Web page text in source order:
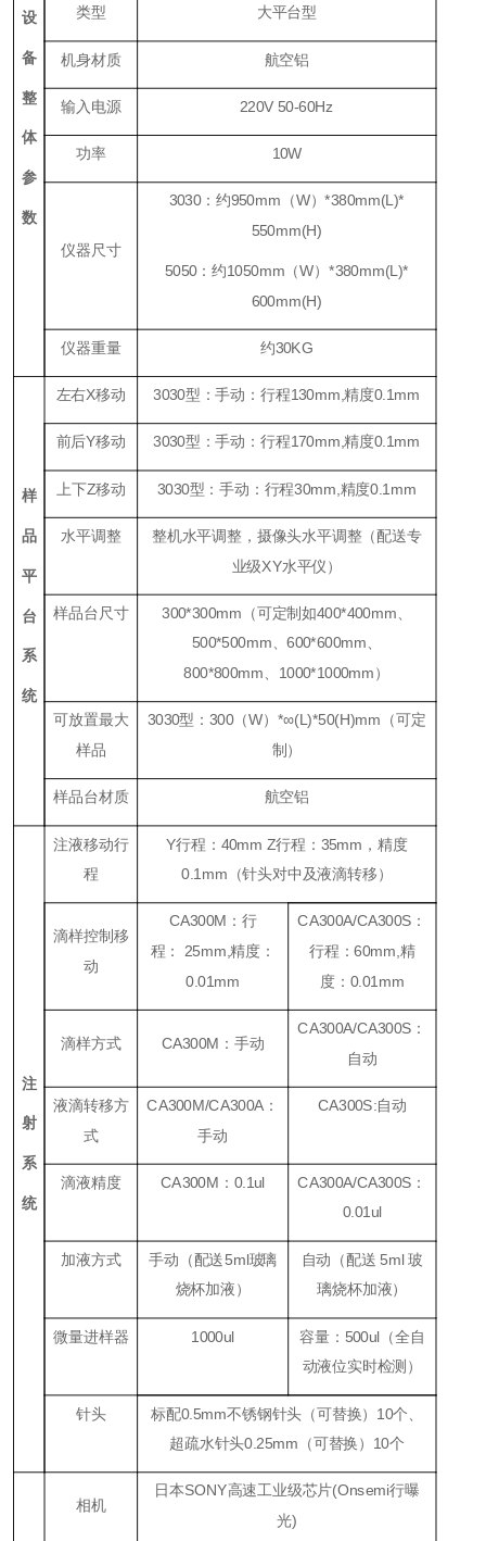
设
备
整
体
参
数
类型 大平台型
机身材质 航空铝
输入电源 220V 50-60Hz
功率 10W
仪器尺寸
3030：约950mm（W）*380mm(L)*
550mm(H)
5050：约1050mm（W）*380mm(L)*
600mm(H)
仪器重量 约30KG
样
品
平
台
系
统
左右X移动 3030型：手动：行程130mm,精度0.1mm
前后Y移动 3030型：手动：行程170mm,精度0.1mm
上下Z移动 3030型：手动：行程30mm,精度0.1mm
水平调整 整机水平调整，摄像头水平调整（配送专
业级XY水平仪）
样品台尺寸 300*300mm（可定制如400*400mm、
500*500mm、600*600mm、
800*800mm、1000*1000mm）
可放置最大
样品
3030型：300（W）*∞(L)*50(H)mm（可定
制）
样品台材质 航空铝
注
射
系
统
注液移动行
程
Y行程：40mm Z行程：35mm，精度
0.1mm（针头对中及液滴转移）
滴样控制移
动
CA300M ： 行
程 ： 25mm,精度：
0.01mm
CA300A/CA300S ：
行程 ：60mm, 精
度： 0.01mm
滴样方式 CA300M ：手动
CA300A/CA300S ：
自动
液滴转移方
式
CA300M/CA300A ：
手动
CA300S:自动
滴液精度 CA300M ： 0.1ul CA300A/CA300S ：
0.01ul
加液方式 手动（配送5ml玻璃
烧杯加液）
自动（配送 5ml 玻
璃烧杯加液）
微量进样器 1000ul 容量： 500ul（全自
动液位实时检测）
针头
标配0.5mm不锈钢针头（可替换）10个、
超疏水针头0.25mm（可替换）10个
相机
日本SONY高速工业级芯片(Onsemi行曝
光)